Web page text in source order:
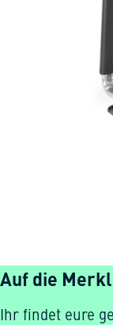
Auf die
Ihr findet eure